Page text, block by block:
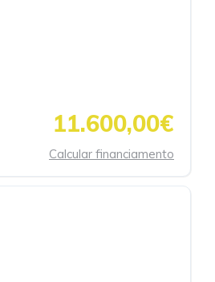
11.600,00€
Calcular financiamento